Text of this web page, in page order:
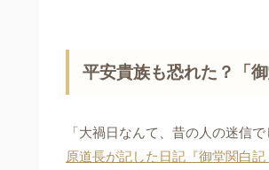
平安貴族も恐れた？「
「大禍日なんて、昔の人の迷信
原道長が記した日記『御堂関白記